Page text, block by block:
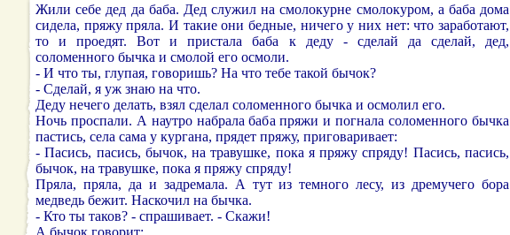
Жили себе дед да баба. Дед служил на смолокурне смолокуром, а баба дома
сидела, пряжу пряла. И такие они бедные, ничего у них нет: что заработают,
то и проедят. Вот и пристала баба к деду - сделай да сделай, дед,
соломенного бычка и смолой его осмоли.
- И что ты, глупая, говоришь? На что тебе такой бычок?
- Сделай, я уж знаю на что.
Деду нечего делать, взял сделал соломенного бычка и осмолил его.
Ночь проспали. А наутро набрала баба пряжи и погнала соломенного бычка
пастись, села сама у кургана, прядет пряжу, приговаривает:
- Пасись, пасись, бычок, на травушке, пока я пряжу спряду! Пасись, пасись,
бычок, на травушке, пока я пряжу спряду!
Пряла, пряла, да и задремала. А тут из темного лесу, из дремучего бора
медведь бежит. Наскочил на бычка.
- Кто ты таков? - спрашивает. - Скажи!
А бычок говорит: